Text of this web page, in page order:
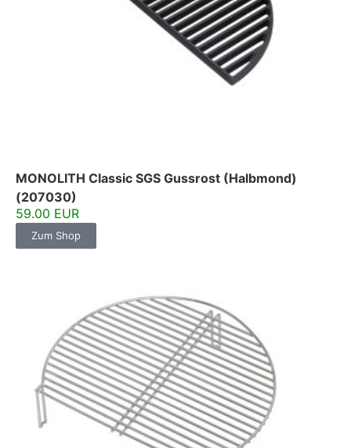
MONOLITH Classic SGS Gussrost (Halbmond)
(207030)
59.00 EUR
Zum Shop